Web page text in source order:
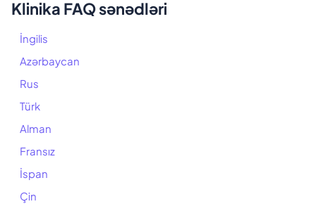
Klinika FAQ sənədləri
İngilis
Azərbaycan
Rus
Türk
Alman
Fransız
İspan
Çin